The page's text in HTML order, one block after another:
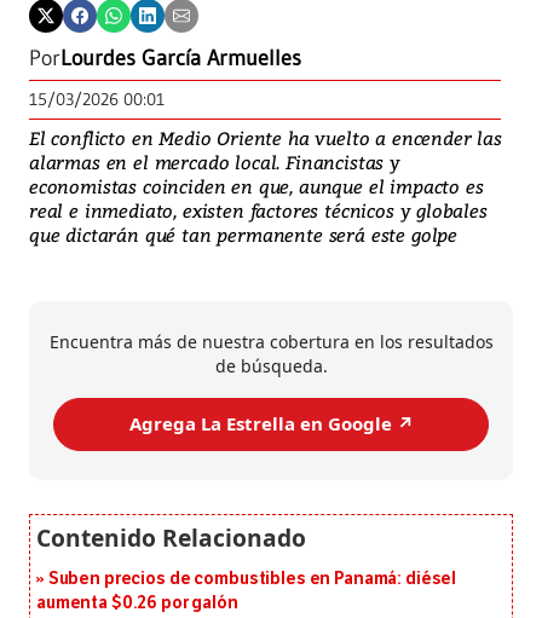
PorLourdes García Armuelles
15/03/2026 00:01
El conflicto en Medio Oriente ha vuelto a encender las
alarmas en el mercado local. Financistas y
economistas coinciden en que, aunque el impacto es
real e inmediato, existen factores técnicos y globales
que dictarán qué tan permanente será este golpe
Encuentra más de nuestra cobertura en los resultados
de búsqueda.
Agrega La Estrella en Google ↗️
Suben precios de combustibles en Panamá: diésel
aumenta $0.26 por galón